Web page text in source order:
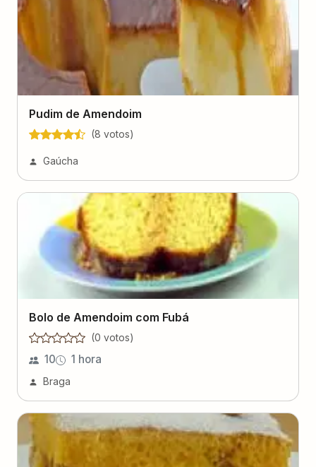
Pudim de Amendoim
(8 votos)
Gaúcha
Bolo de Amendoim com Fubá
(0 votos)
10 1 hora
Braga